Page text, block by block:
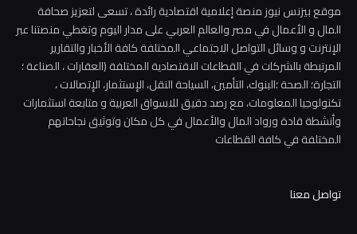
موقع بيزنس نيوز منصة إعلامية اقتصادية رائدة ، تسعى لتعزيز صحافة
المال و الأعمال في مصر والعالم العربي على مدار اليوم وتغطي منصتنا عبر
الإنترنت و وسائل التواصل الاجتماعي المختلفة كافة الأخبار والتقارير
المرتبطة بالشركات في القطاعات الاقتصادية المختلفة (العقارات ، الصناعة ؛
التجارة؛ الصحة ؛البنوك، التأمين، السياحة النقل، الإستثمار، الإتصالات ،
تكنولوجيا المعلومات، مع رصد دقيق للاسواق العربية و متابعة استثمارات
وأنشطة قادة ورواد المال والأعمال في كل مكان وتوثيق نجاحاتهم
المختلفة في كافة القطاعات
تواصل معنا